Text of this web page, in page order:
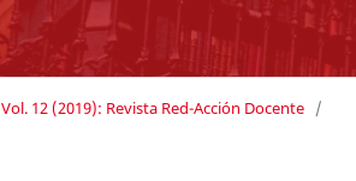
Vol. 12 (2019): Revista Red-Acción Docente /